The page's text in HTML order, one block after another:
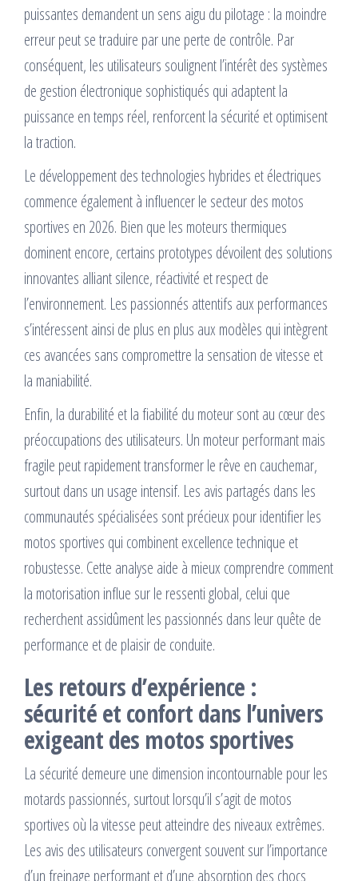
puissantes demandent un sens aigu du pilotage : la moindre
erreur peut se traduire par une perte de contrôle. Par
conséquent, les utilisateurs soulignent l’intérêt des systèmes
de gestion électronique sophistiqués qui adaptent la
puissance en temps réel, renforcent la sécurité et optimisent
la traction.
Le développement des technologies hybrides et électriques
commence également à influencer le secteur des motos
sportives en 2026. Bien que les moteurs thermiques
dominent encore, certains prototypes dévoilent des solutions
innovantes alliant silence, réactivité et respect de
l’environnement. Les passionnés attentifs aux performances
s’intéressent ainsi de plus en plus aux modèles qui intègrent
ces avancées sans compromettre la sensation de vitesse et
la maniabilité.
Enfin, la durabilité et la fiabilité du moteur sont au cœur des
préoccupations des utilisateurs. Un moteur performant mais
fragile peut rapidement transformer le rêve en cauchemar,
surtout dans un usage intensif. Les avis partagés dans les
communautés spécialisées sont précieux pour identifier les
motos sportives qui combinent excellence technique et
robustesse. Cette analyse aide à mieux comprendre comment
la motorisation influe sur le ressenti global, celui que
recherchent assidûment les passionnés dans leur quête de
performance et de plaisir de conduite.
Les retours d’expérience :
sécurité et confort dans l’univers
exigeant des motos sportives
La sécurité demeure une dimension incontournable pour les
motards passionnés, surtout lorsqu’il s’agit de motos
sportives où la vitesse peut atteindre des niveaux extrêmes.
Les avis des utilisateurs convergent souvent sur l’importance
d’un freinage performant et d’une absorption des chocs